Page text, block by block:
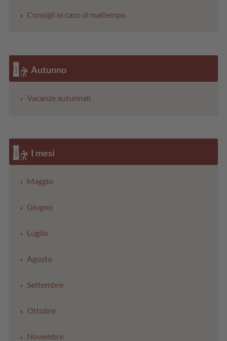
Consigli in caso di maltempo
Autunno
Vacanze autunnali
I mesi
Maggio
Giugno
Luglio
Agosto
Settembre
Ottobre
Novembre